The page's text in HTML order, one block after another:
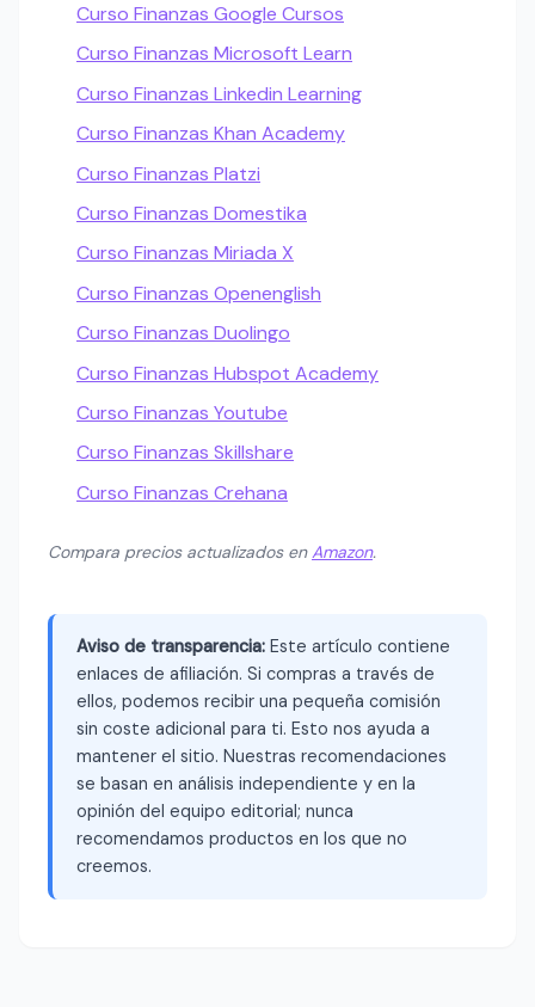
Curso Finanzas Google Cursos
Curso Finanzas Microsoft Learn
Curso Finanzas Linkedin Learning
Curso Finanzas Khan Academy
Curso Finanzas Platzi
Curso Finanzas Domestika
Curso Finanzas Miriada X
Curso Finanzas Openenglish
Curso Finanzas Duolingo
Curso Finanzas Hubspot Academy
Curso Finanzas Youtube
Curso Finanzas Skillshare
Curso Finanzas Crehana
Compara precios actualizados enAmazon.
Aviso de transparencia: Este artículo contiene
enlaces de afiliación. Si compras a través de
ellos, podemos recibir una pequeña comisión
sin coste adicional para ti. Esto nos ayuda a
mantener el sitio. Nuestras recomendaciones
se basan en análisis independiente y en la
opinión del equipo editorial; nunca
recomendamos productos en los que no
creemos.